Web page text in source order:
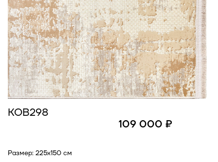
КОВ298
Размер: 225x150 см
109 000 ₽